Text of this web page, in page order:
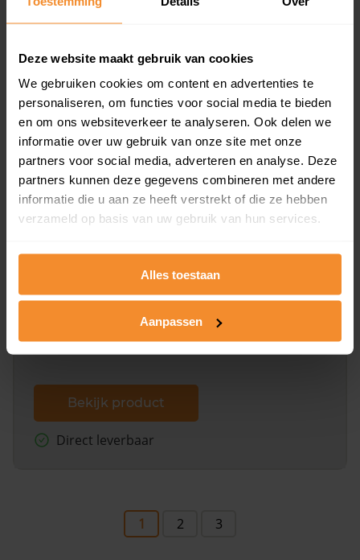
Deze website maakt gebruik van cookies
We gebruiken cookies om content en advertenties te
personaliseren, om functies voor social media te bieden
en om ons websiteverkeer te analyseren. Ook delen we
informatie over uw gebruik van onze site met onze
partners voor social media, adverteren en analyse. Deze
partners kunnen deze gegevens combineren met andere
informatie die u aan ze heeft verstrekt of die ze hebben
verzameld op basis van uw gebruik van hun services.
Alles toestaan
Aanpassen
Bekijk product
Direct leverbaar
Een uitgebreid overzicht van het perceel en
dit inclusief de luchtfoto!
Bekijk product
Direct leverbaar
1 2 3